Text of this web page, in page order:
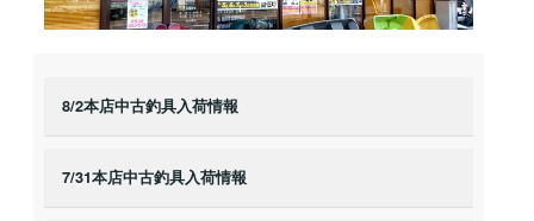
8/2本店中古釣具入荷情報
7/31本店中古釣具入荷情報